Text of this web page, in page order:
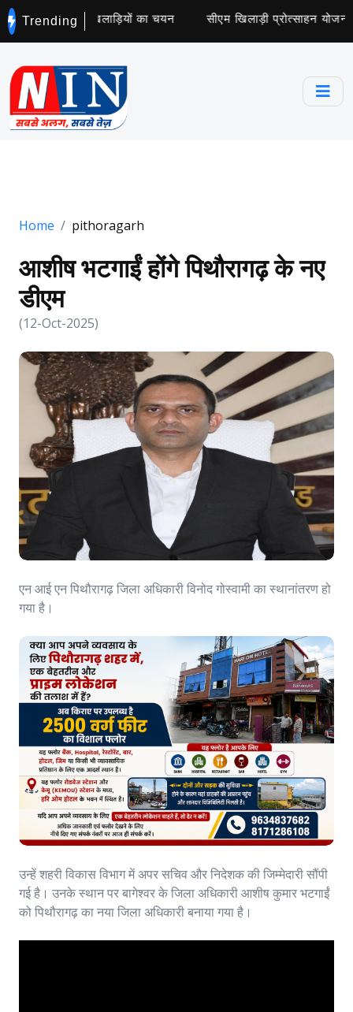
Trending
के लिए 5 खिलाड़ियों का चयन सीएम खिलाड़ी प्रोत्साहन
Home pithoragarh
आशीष भटगाईं होंगे पिथौरागढ़ के नए
डीएम
(12-Oct-2025)
एन आई एन पिथौरागढ़ जिला अधिकारी विनोद गोस्वामी का स्थानांतरण हो
गया है।
उन्हें शहरी विकास विभाग में अपर सचिव और निदेशक की जिम्मेदारी सौंपी
गई है। उनके स्थान पर बागेश्वर के जिला अधिकारी आशीष कुमार भटगाईं
को पिथौरागढ़ का नया जिला अधिकारी बनाया गया है।